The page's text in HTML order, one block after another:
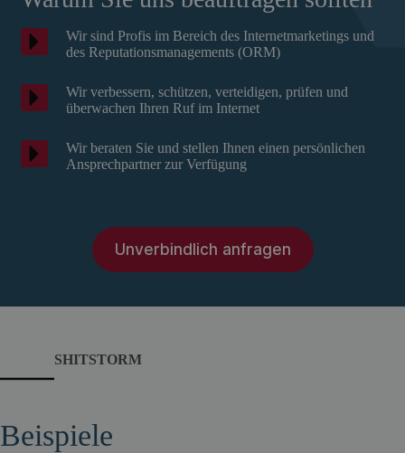
Wir sind Profis im Bereich des Internetmarketings und
des Reputationsmanagements (ORM)
Wir verbessern, schützen, verteidigen, prüfen und
überwachen Ihren Ruf im Internet
Wir beraten Sie und stellen Ihnen einen persönlichen
Ansprechpartner zur Verfügung
Unverbindlich anfragen
SHITSTORM
Beispiele